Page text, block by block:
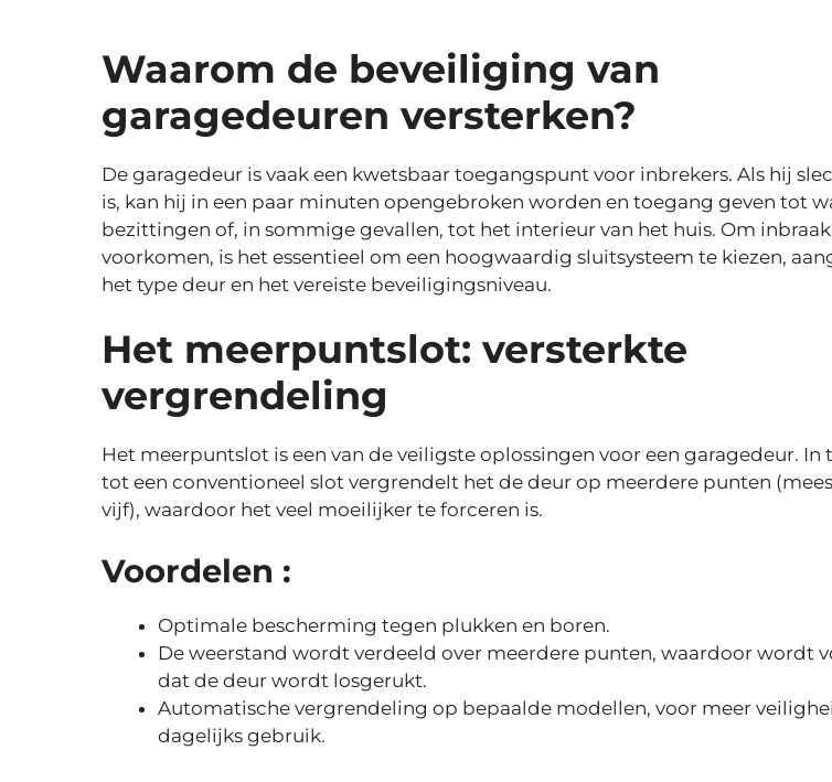
Waarom de beveiliging van
garagedeuren versterken?
De garagedeur is vaak een kwetsbaar toegangspunt voor inbrekers. Als hij
is, kan hij in een paar minuten opengebroken worden en toegang geven tot
bezittingen of, in sommige gevallen, tot het interieur van het huis. Om
voorkomen, is het essentieel om een hoogwaardig sluitsysteem te kiezen,
het type deur en het vereiste beveiligingsniveau.
Het meerpuntslot: versterkte
vergrendeling
Het meerpuntslot is een van de veiligste oplossingen voor een garagedeur. In
tot een conventioneel slot vergrendelt het de deur op meerdere punten
vijf), waardoor het veel moeilijker te forceren is.
Voordelen :
Optimale bescherming tegen plukken en boren.
De weerstand wordt verdeeld over meerdere punten, waardoor wordt
dat de deur wordt losgerukt.
Automatische vergrendeling op bepaalde modellen, voor meer
dagelijks gebruik.